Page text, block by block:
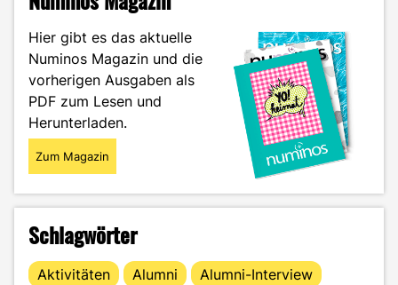
ist
Ziel"
Hier gibt es das aktuelle
Numinos Magazin und die
vorherigen Ausgaben als
PDF zum Lesen und
Herunterladen.
Zum Magazin
Schlagwörter
Aktivitäten Alumni
Alumni-Interview